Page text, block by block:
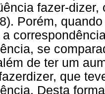
fazer-
Porém,
a
se
de ter um
que
Desta